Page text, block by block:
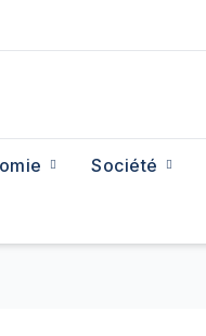
Société